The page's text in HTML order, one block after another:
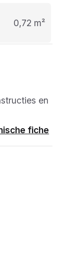
0,72 m²
en
fiche